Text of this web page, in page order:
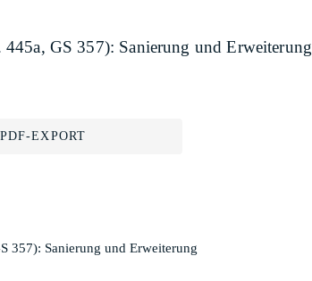
GS 357): Sanierung und Erweiterung
PDF-EXPORT
357): Sanierung und Erweiterung